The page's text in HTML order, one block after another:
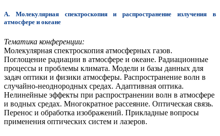
А. Молекулярная спектроскопия и распространение излучения в
атмосфере и океане
Тематика конференции:
Молекулярная спектроскопия атмосферных газов.
Поглощение радиации в атмосфере и океане. Радиационные
процессы и проблемы климата. Модели и базы данных для
задач оптики и физики атмосферы. Распространение волн в
случайно-неоднородных средах. Адаптивная оптика.
Нелинейные эффекты при распространении волн в атмосфере
и водных средах. Многократное рассеяние. Оптическая связь.
Перенос и обработка изображений. Прикладные вопросы
применения оптических систем и лазеров.